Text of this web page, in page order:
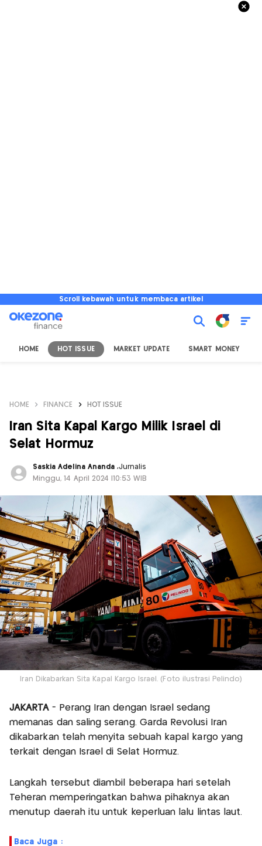
Scroll kebawah untuk membaca artikel
HOME HOT ISSUE MARKET UPDATE SMART MONEY
HOME FINANCE HOT ISSUE
Iran Sita Kapal Kargo Milik Israel di
Selat Hormuz
Saskia Adelina Ananda,Jurnalis
Minggu, 14 April 2024 |10:53 WIB
Iran Dikabarkan Sita Kapal Kargo Israel. (Foto ilustrasi Pelindo)
JAKARTA - Perang Iran dengan Israel sedang
memanas dan saling serang. Garda Revolusi Iran
dikabarkan telah menyita sebuah kapal kargo yang
terkait dengan Israel di Selat Hormuz.
Langkah tersebut diambil beberapa hari setelah
Teheran memperingatkan bahwa pihaknya akan
menutup daerah itu untuk keperluan lalu lintas laut.
Baca Juga :